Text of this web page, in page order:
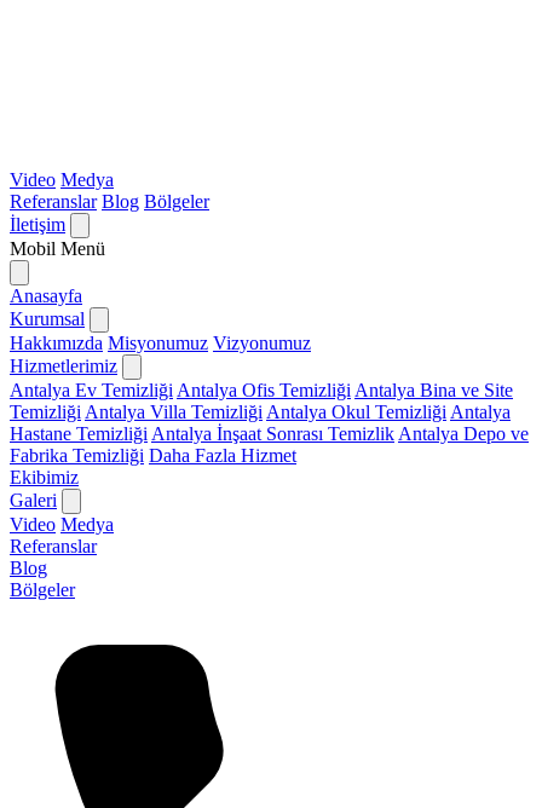
Video Medya
Referanslar Blog Bölgeler
İletişim
Mobil Menü
Anasayfa
Kurumsal
Hakkımızda Misyonumuz Vizyonumuz
Hizmetlerimiz
Antalya Ev Temizliği Antalya Ofis Temizliği Antalya Bina ve Site
Temizliği Antalya Villa Temizliği Antalya Okul Temizliği Antalya
Hastane Temizliği Antalya İnşaat Sonrası Temizlik Antalya Depo ve
Fabrika Temizliği Daha Fazla Hizmet
Ekibimiz
Galeri
Video Medya
Referanslar
Blog
Bölgeler